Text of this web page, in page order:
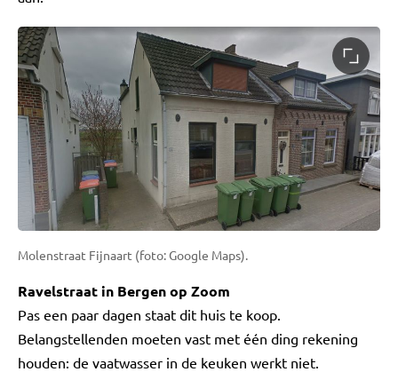
Molenstraat Fijnaart (foto: Google Maps).
Ravelstraat in Bergen op Zoom
Pas een paar dagen staat dit huis te koop.
Belangstellenden moeten vast met één ding rekening
houden: de vaatwasser in de keuken werkt niet.